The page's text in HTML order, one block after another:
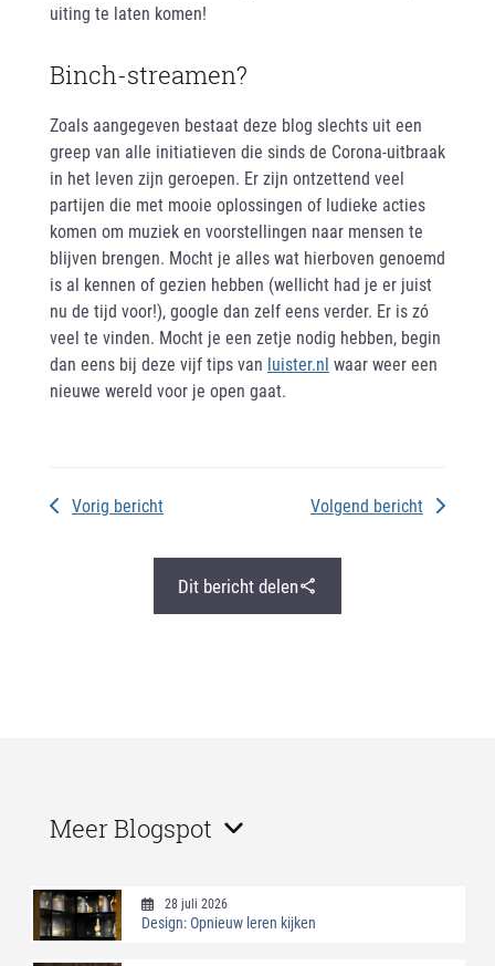
uiting te laten komen!
Binch-streamen?
Zoals aangegeven bestaat deze blog slechts uit een
greep van alle initiatieven die sinds de Corona-uitbraak
in het leven zijn geroepen. Er zijn ontzettend veel
partijen die met mooie oplossingen of ludieke acties
komen om muziek en voorstellingen naar mensen te
blijven brengen. Mocht je alles wat hierboven genoemd
is al kennen of gezien hebben (wellicht had je er juist
nu de tijd voor!), google dan zelf eens verder. Er is zó
veel te vinden. Mocht je een zetje nodig hebben, begin
dan eens bij deze vijf tips van luister.nl waar weer een
nieuwe wereld voor je open gaat.
Vorig bericht Volgend bericht
Dit bericht delen
Meer Blogspot
28 juli 2026
Design: Opnieuw leren kijken